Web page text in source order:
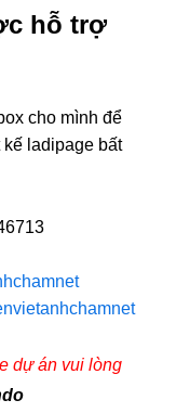
hỗ trợ
cho mình để
ladipage bất
dự án vui lòng